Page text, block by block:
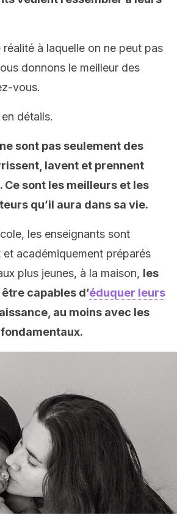
réalité à laquelle on ne peut pas
donnons le meilleur des
vous.
détails.
ne sont pas seulement des
lavent et prennent
Ce sont les meilleurs et les
qu’il aura dans sa vie.
les enseignants sont
académiquement préparés
plus jeunes, à la maison, les
capables d’éduquer leurs
au moins avec les